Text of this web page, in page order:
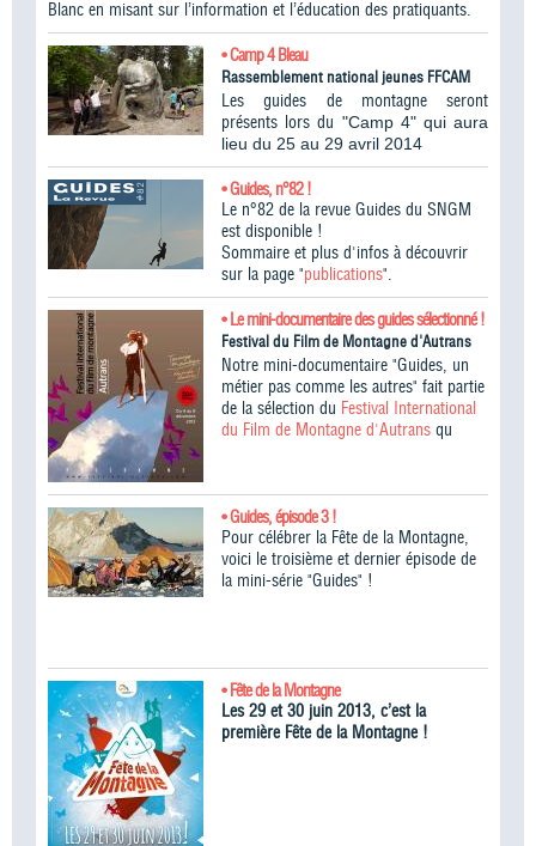
Blanc en misant sur l’information et l’éducation des pratiquants.
• Camp 4 Bleau
Rassemblement national jeunes FFCAM
Les guides de montagne seront
présents lors du "Camp 4" qui aura
lieu du 25 au 29 avril 2014
• Guides, n°82 !
Le n°82 de la revue Guides du SNGM
est disponible !
Sommaire et plus d'infos à découvrir
sur la page "publications".
• Le mini-documentaire des guides sélectionné !
Festival du Film de Montagne d'Autrans
Notre mini-documentaire "Guides, un
métier pas comme les autres" fait partie
de la sélection du Festival International
du Film de Montagne d'Autrans qu
• Guides, épisode 3 !
Pour célébrer la Fête de la Montagne,
voici le troisième et dernier épisode de
la mini-série "Guides" !
• Fête de la Montagne
Les 29 et 30 juin 2013, c’est la
première Fête de la Montagne !